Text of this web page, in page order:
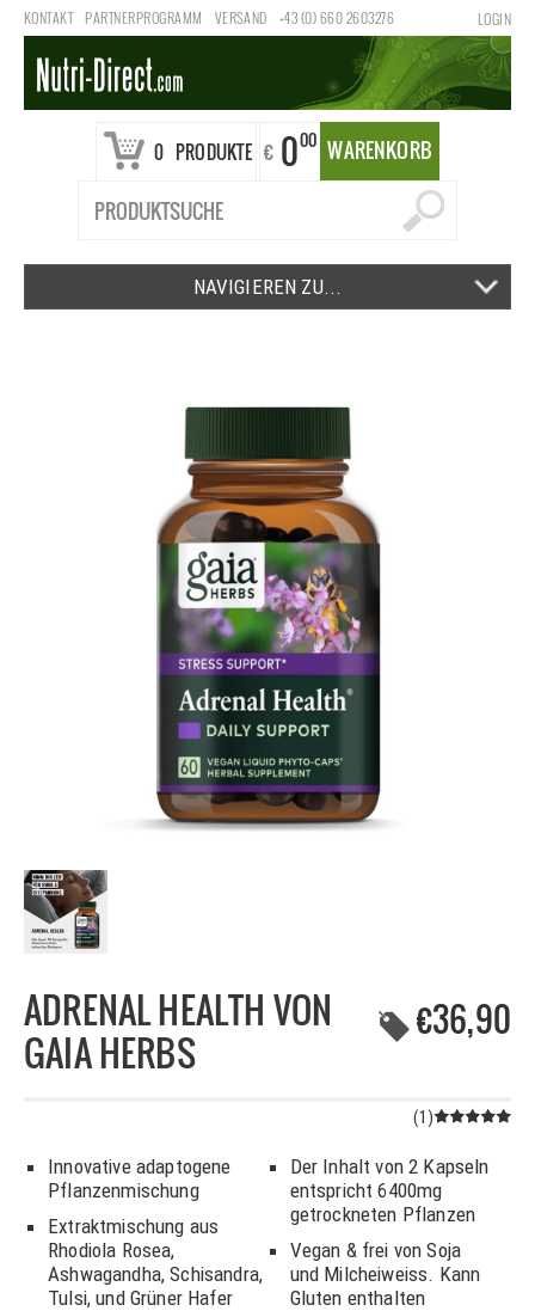
KONTAKT PARTNERPROGRAMM VERSAND +43 (0) 660 2603276 LOGIN
0 PRODUKTE € 000 WARENKORB
NAVIGIEREN ZU...
ADRENAL HEALTH VON
GAIA HERBS
€36,90
mit5.00
von 5
(1)
Innovative adaptogene
Pflanzenmischung
Extraktmischung aus
Rhodiola Rosea,
Ashwagandha, Schisandra,
Tulsi, und Grüner Hafer
Der Inhalt von 2 Kapseln
entspricht 6400mg
getrockneten Pflanzen
Vegan & frei von Soja
und Milcheiweiss. Kann
Gluten enthalten